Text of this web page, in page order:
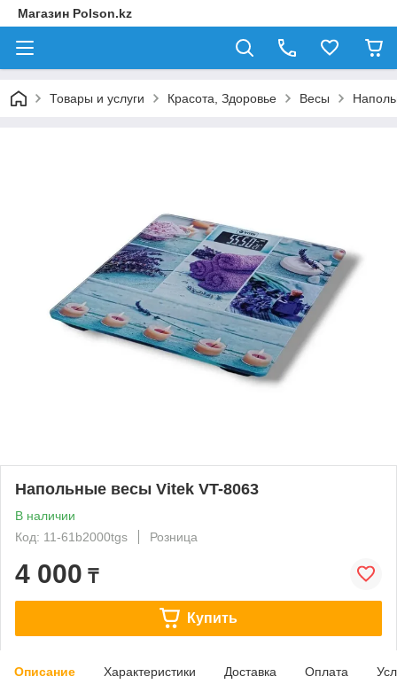
Магазин Polson.kz
Товары и услуги Красота, Здоровье Весы
Напольные весы Vitek VT-8063
В наличии
Код: 11-61b2000tgs
Розница
4 000 ₸
Купить
Описание Характеристики Доставка Оплата